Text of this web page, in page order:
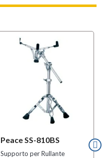
Peace SS-810BS
Supporto per Rullante